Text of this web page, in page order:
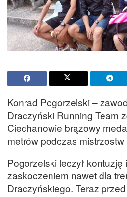
Konrad Pogorzelski –
Draczyński Running Team
Ciechanowie brązowy
metrów podczas
Pogorzelski leczył kontuzję
zaskoczeniem nawet dla
Draczyńskiego. Teraz